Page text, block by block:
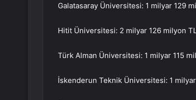
Galatasaray Üniversitesi: 1 milyar 129
Hitit Üniversitesi: 2 milyar 126 milyon
Türk Alman Üniversitesi: 1 milyar 115
İskenderun Teknik Üniversitesi: 1